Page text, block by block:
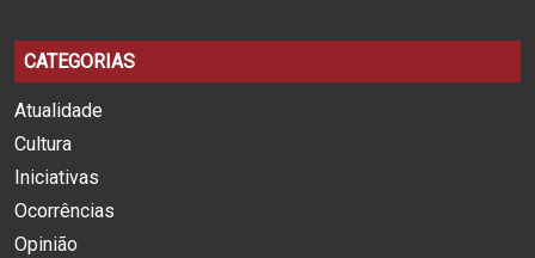
CATEGORIAS
Atualidade
Cultura
Iniciativas
Ocorrências
Opinião